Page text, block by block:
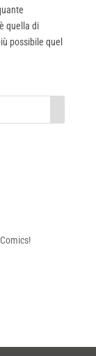
quella di
possibile quel